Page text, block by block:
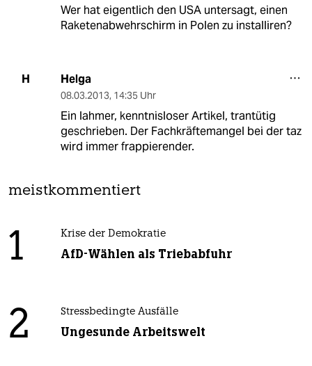
Wer hat eigentlich den USA untersagt, einen
Raketenabwehrschirm in Polen zu installiren?
H Helga
08.03.2013, 14:35 Uhr
Ein lahmer, kenntnisloser Artikel, trantütig
geschrieben. Der Fachkräftemangel bei der taz
wird immer frappierender.
meistkommentiert
1 Krise der Demokratie
AfD-Wählen als Triebabfuhr
2 Stressbedingte Ausfälle
Ungesunde Arbeitswelt